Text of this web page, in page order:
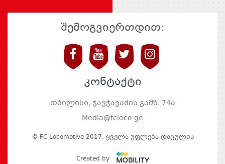
შემოგვიერთდით:
კონტაქტი
თბილისი, ჭავჭავაძის გამზ. 74ა
Media@fcloco.ge
© FC Locomotive 2017. Ყველა Უფლება Დაცულია
Created by